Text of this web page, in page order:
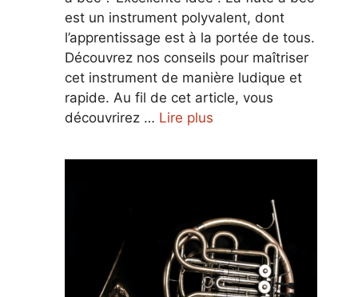
est un instrument polyvalent, dont
l’apprentissage est à la portée de tous.
Découvrez nos conseils pour maîtriser
cet instrument de manière ludique et
rapide. Au fil de cet article, vous
découvrirez … Lire plus